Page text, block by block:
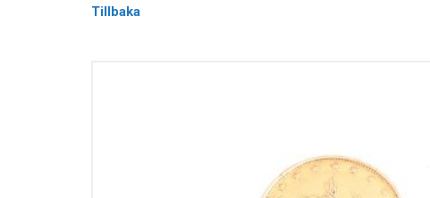
Tillbaka